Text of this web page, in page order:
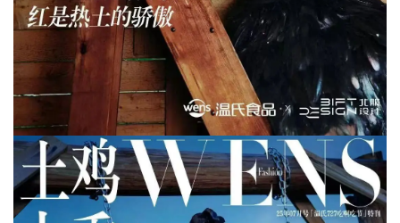
表
日
猪
价